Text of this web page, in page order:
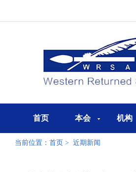
首页 本会 机构
当前位置： 首页 > 近期新闻